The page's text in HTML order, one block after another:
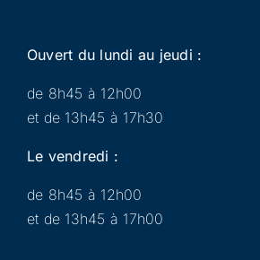
Ouvert du lundi au jeudi :
de 8h45 à 12h00
et de 13h45 à 17h30
Le vendredi :
de 8h45 à 12h00
et de 13h45 à 17h00